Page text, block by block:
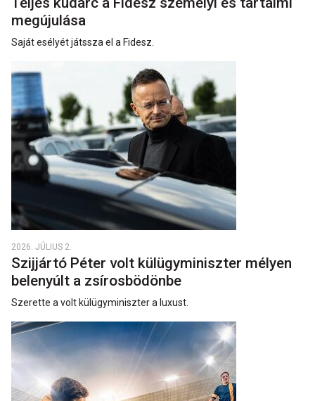
megújulása
Saját esélyét játssza el a Fidesz.
2026. JÚLIUS 2.
Szijjártó Péter volt külügyminiszter mélyen
belenyúlt a zsírosbödönbe
Szerette a volt külügyminiszter a luxust.